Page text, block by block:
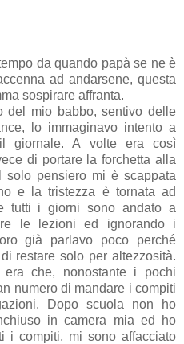
da quando papà se ne è
ad andarsene, questa
sospirare affranta.
del mio babbo, sentivo delle
lo immaginavo intento a
giornale. A volte era così
di portare la forchetta alla
pensiero mi è scappata
e la tristezza è tornata ad
tutti i giorni sono andato a
le lezioni ed ignorando i
già parlavo poco perché
restare solo per altezzosità.
che, nonostante i pochi
numero di mandare i compiti
Dopo scuola non ho
in camera mia ed ho
i compiti, mi sono affacciato